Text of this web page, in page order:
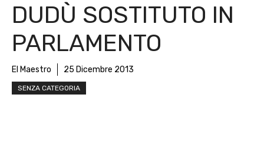
DUDÙ SOSTITUTO IN
PARLAMENTO
El Maestro 25 Dicembre 2013
SENZA CATEGORIA